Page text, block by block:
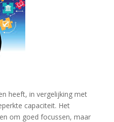
heeft, in vergelijking met
capaciteit. Het
om goed focussen, maar